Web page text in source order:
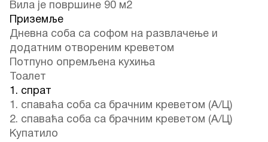
Вила је површине 90 м2
Приземље
Дневна соба са софом на развлачење и
додатним отвореним креветом
Потпуно опремљена кухиња
Тоалет
1. спрат
1. спаваћа соба са брачним креветом (А/Ц)
2. спаваћа соба са брачним креветом (А/Ц)
Купатило